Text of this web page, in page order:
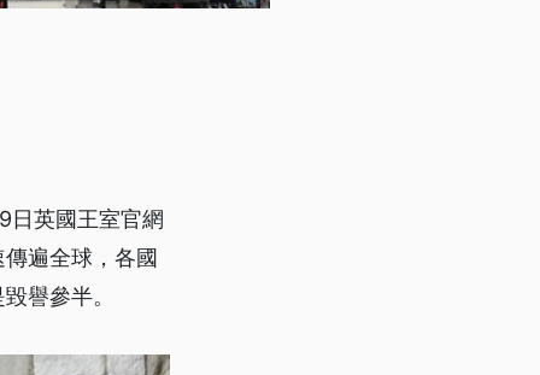
日英國王室官網
遍全球，各國
譽參半。